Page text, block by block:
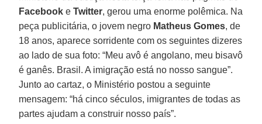
Facebook eTwitter, gerou uma enorme polêmica. Na
peça publicitária, o jovem negro Matheus Gomes, de
18 anos, aparece sorridente com os seguintes dizeres
ao lado de sua foto: “Meu avô é angolano, meu bisavô
é ganês. Brasil. A imigração está no nosso sangue”.
Junto ao cartaz, o Ministério postou a seguinte
mensagem: “há cinco séculos, imigrantes de todas as
partes ajudam a construir nosso país”.